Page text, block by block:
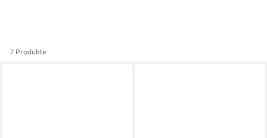
7 Produkte